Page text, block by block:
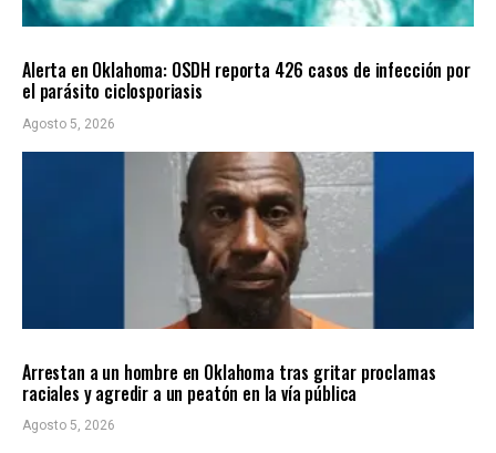
Alerta en Oklahoma: OSDH reporta 426 casos de infección por
el parásito ciclosporiasis
Agosto 5, 2026
Arrestan a un hombre en Oklahoma tras gritar proclamas
raciales y agredir a un peatón en la vía pública
Agosto 5, 2026